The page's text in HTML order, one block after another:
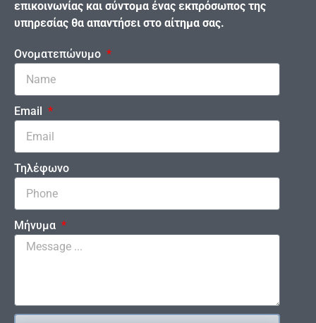
επικοινωνίας και σύντομα ένας εκπρόσωπος της
υπηρεσίας θα απαντήσει στο αίτημα σας.
Ονοματεπώνυμο
Email
Τηλέφωνο
Μήνυμα